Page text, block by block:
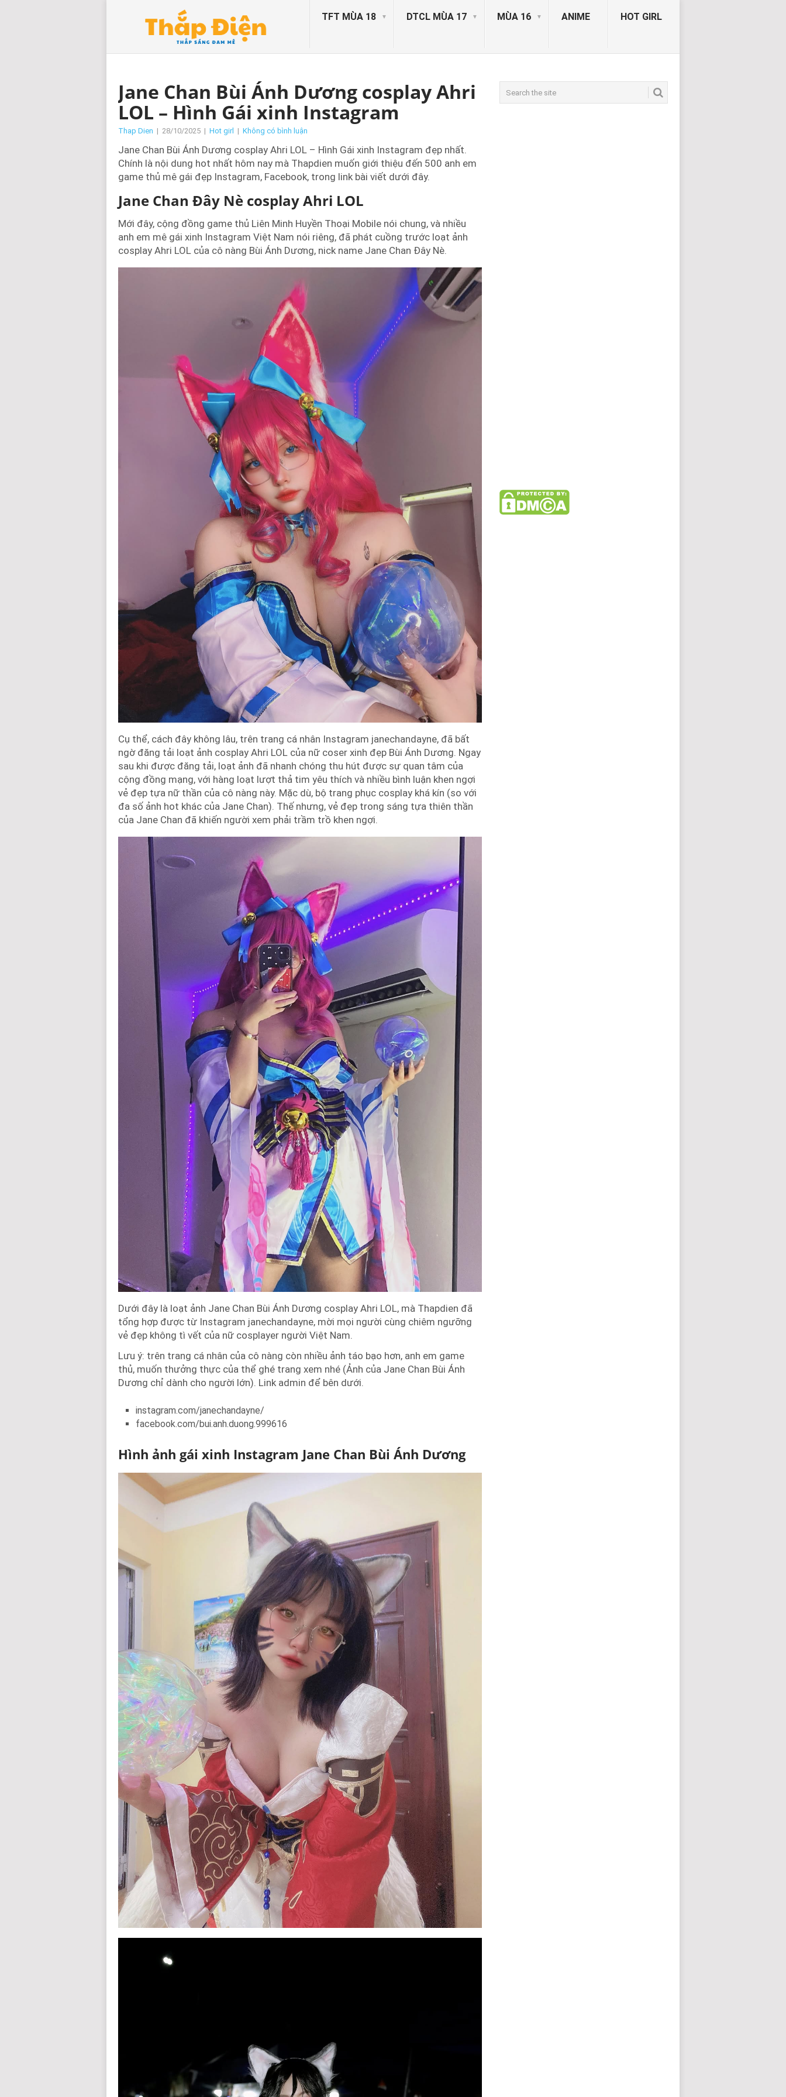
TFT MÙA 18 DTCL MÙA 17 MÙA 16 ANIME HOT GIRL
Jane Chan Bùi Ánh Dương cosplay Ahri
LOL – Hình Gái xinh Instagram
Thap Dien | 28/10/2025 | Hot girl | Không có bình luận
Jane Chan Bùi Ánh Dương cosplay Ahri LOL – Hình Gái xinh Instagram đẹp nhất.
Chính là nội dung hot nhất hôm nay mà Thapdien muốn giới thiệu đến 500 anh em
game thủ mê gái đẹp Instagram, Facebook, trong link bài viết dưới đây.
Jane Chan Đây Nè cosplay Ahri LOL
Mới đây, cộng đồng game thủ Liên Minh Huyền Thoại Mobile nói chung, và nhiều
anh em mê gái xinh Instagram Việt Nam nói riêng, đã phát cuồng trước loạt ảnh
cosplay Ahri LOL của cô nàng Bùi Ánh Dương, nick name Jane Chan Đây Nè.
Cụ thể, cách đây không lâu, trên trang cá nhân Instagram janechandayne, đã bất
ngờ đăng tải loạt ảnh cosplay Ahri LOL của nữ coser xinh đẹp Bùi Ánh Dương. Ngay
sau khi được đăng tải, loạt ảnh đã nhanh chóng thu hút được sự quan tâm của
cộng đồng mạng, với hàng loạt lượt thả tim yêu thích và nhiều bình luận khen ngợi
vẻ đẹp tựa nữ thần của cô nàng này. Mặc dù, bộ trang phục cosplay khá kín (so với
đa số ảnh hot khác của Jane Chan). Thế nhưng, vẻ đẹp trong sáng tựa thiên thần
của Jane Chan đã khiến người xem phải trầm trồ khen ngợi.
Dưới đây là loạt ảnh Jane Chan Bùi Ánh Dương cosplay Ahri LOL, mà Thapdien đã
tổng hợp được từ Instagram janechandayne, mời mọi người cùng chiêm ngưỡng
vẻ đẹp không tì vết của nữ cosplayer người Việt Nam.
Lưu ý: trên trang cá nhân của cô nàng còn nhiều ảnh táo bạo hơn, anh em game
thủ, muốn thưởng thực của thể ghé trang xem nhé (Ảnh của Jane Chan Bùi Ánh
Dương chỉ dành cho người lớn). Link admin để bên dưới.
instagram.com/janechandayne/
facebook.com/bui.anh.duong.999616
Hình ảnh gái xinh Instagram Jane Chan Bùi Ánh Dương